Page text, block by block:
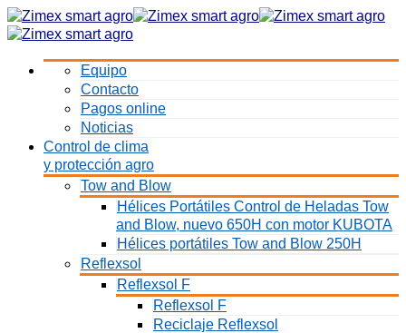
Equipo
Contacto
Pagos online
Noticias
Control de clima
y protección agro
Tow and Blow
Hélices Portátiles Control de Heladas Tow
and Blow, nuevo 650H con motor KUBOTA
Hélices portátiles Tow and Blow 250H
Reflexsol
Reflexsol F
Reflexsol F
Reciclaje Reflexsol